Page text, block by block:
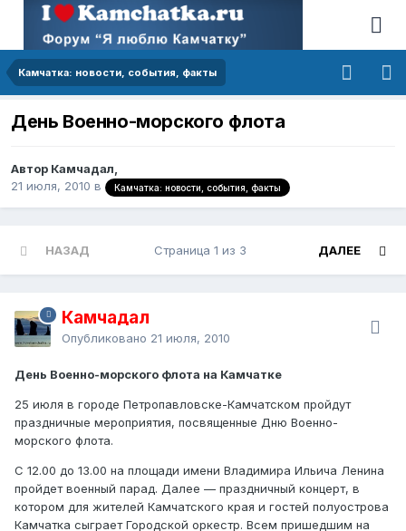
Камчатка: новости, события, факты
День Военно-морского флота
Автор Камчадал,
21 июля, 2010 в Камчатка: новости, события, факты
НАЗАД ДАЛЕЕ
Страница 1 из 3
Камчадал
Опубликовано 21 июля, 2010
День Военно-морского флота на Камчатке
25 июля в городе Петропавловске-Камчатском пройдут
праздничные мероприятия, посвященные Дню Военно-
морского флота.
С 12.00 до 13.00 на площади имени Владимира Ильича Ленина
пройдет военный парад. Далее — праздничный концерт, в
котором для жителей Камчатского края и гостей полуострова
Камчатка сыграет Городской оркестр. Всем пришедшим на